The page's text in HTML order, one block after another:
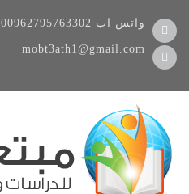
00962795763302 واتس اب
mobt3ath1@gmail.com